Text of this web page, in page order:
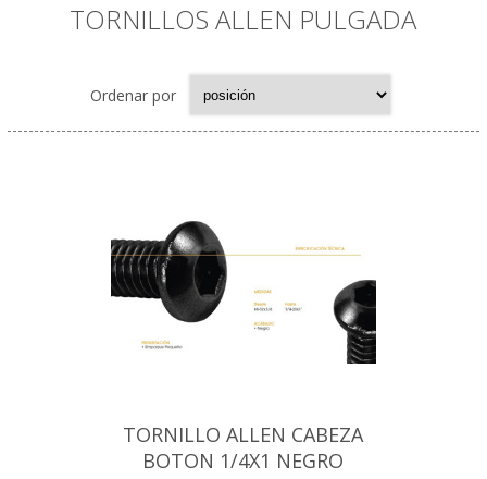
TORNILLOS ALLEN PULGADA
Ordenar por
TORNILLO ALLEN CABEZA
BOTON 1/4X1 NEGRO